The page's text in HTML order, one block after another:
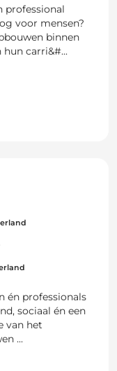
professional
voor mensen?
binnen
carri&#...
én professionals
sociaal én een
van het
...